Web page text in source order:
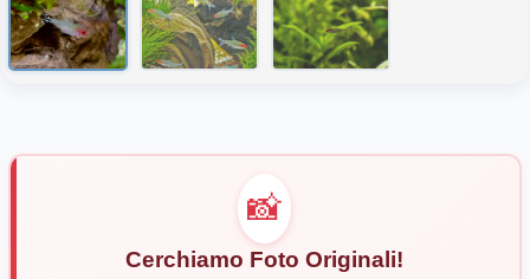
📸
Cerchiamo Foto Originali!